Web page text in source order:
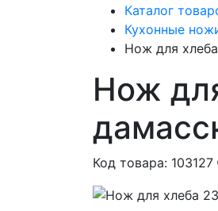
Каталог
Кухонные
Нож для
Нож
Код товара: 103127